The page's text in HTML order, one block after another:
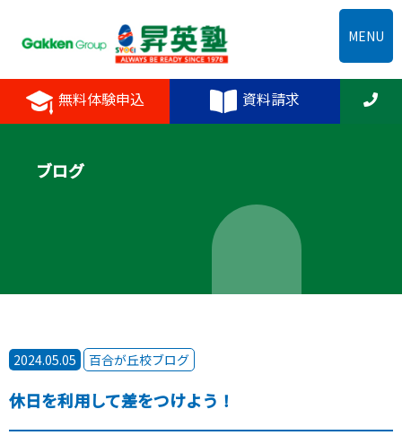
無料体験申込 資料請求
MENU
ブログ
2024.05.05 百合が丘校ブログ
休日を利用して差をつけよう！